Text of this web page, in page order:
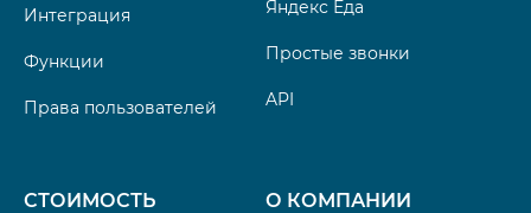
Интеграция
Функции
Права пользователей
Яндекс Еда
Простые звонки
API
СТОИМОСТЬ О КОМПАНИИ